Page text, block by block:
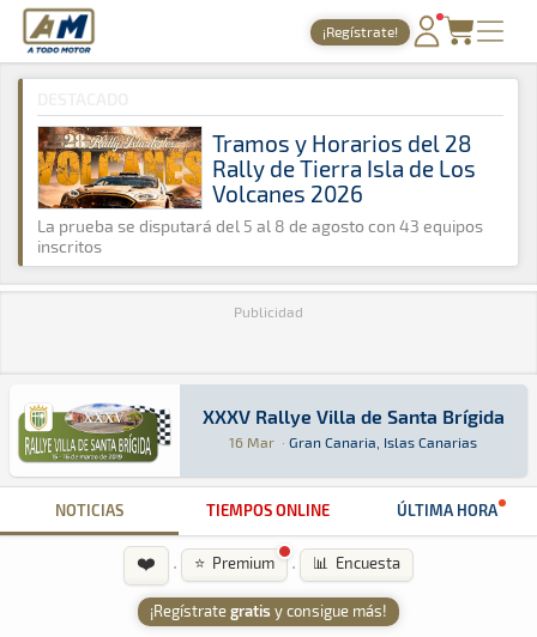
A Todo Motor · Revista del motor desde 1999
¡Regístrate!
PORTADA
TIEMPOS ONLINE
NOTICIAS
AGENDA
GALERÍAS
A Todo Motor » Agenda » 2019 » Marzo
Tramos y Horarios del 28
Rally de Tierra Isla de Los
Volcanes 2026
La prueba se disputará del 5 al 8 de agosto con 43 equipos
inscritos
Publicidad
XXXV Rallye Villa de Santa Brígida
XXXV Rallye Villa de Santa Brígida
16 Mar · Gran Canaria, Islas Canarias
Rally · XXXV Rallye Villa de Santa Brígida:
Gran Canaria, Islas Canarias Gran Canaria,
NOTICIAS TIEMPOS ONLINE ÚLTIMA HORA
❤️ · ⭐ Premium · 📊 Encuesta
¡Regístrategratis y consigue más!